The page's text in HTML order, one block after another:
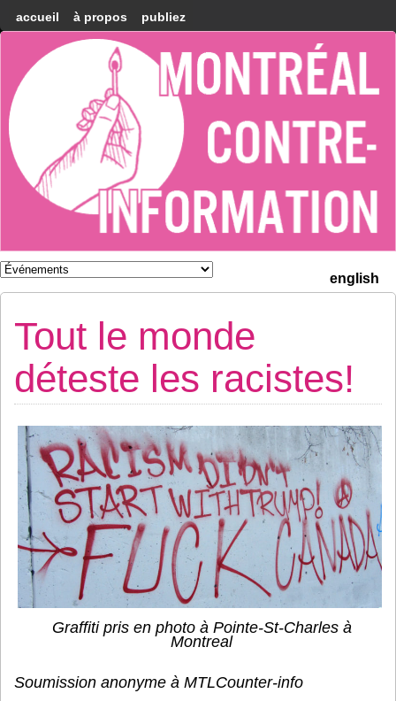
accueil à propos publiez
Montréal
Counter-
information
english
Tout le monde
déteste les racistes!
Graffiti pris en photo à Pointe-St-Charles à
Montreal
Soumission anonyme à MTLCounter-info